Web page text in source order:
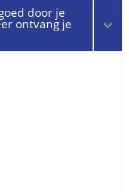
door je
ontvang je